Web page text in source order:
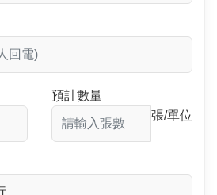
預計數量
張/單位